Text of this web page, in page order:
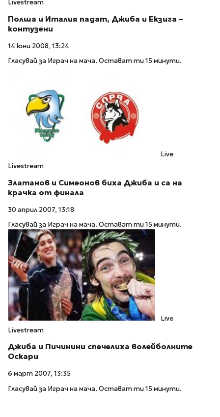
Livestream
Полша и Италия падат, Джиба и Екзига –
контузени
14 юни 2008, 13:24
Гласувай за Играч на мача. Остават ти 15 минути.
Live
Livestream
Златанов и Симеонов биха Джиба и са на
крачка от финала
30 април 2007, 13:18
Гласувай за Играч на мача. Остават ти 15 минути.
Live
Livestream
Джиба и Пичинини спечелиха волейболните
Оскари
6 март 2007, 13:35
Гласувай за Играч на мача. Остават ти 15 минути.